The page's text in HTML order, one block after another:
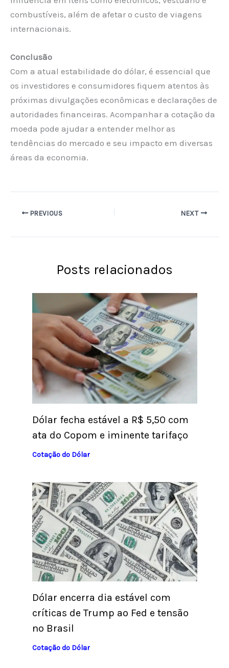
combustíveis, além de afetar o custo de viagens
internacionais.
Conclusão
Com a atual estabilidade do dólar, é essencial que
os investidores e consumidores fiquem atentos às
próximas divulgações econômicas e declarações de
autoridades financeiras. Acompanhar a cotação da
moeda pode ajudar a entender melhor as
tendências do mercado e seu impacto em diversas
áreas da economia.
PREVIOUS NEXT
Posts relacionados
Dólar fecha estável a R$ 5,50 com
ata do Copom e iminente tarifaço
Cotação do Dólar
Dólar encerra dia estável com
críticas de Trump ao Fed e tensão
no Brasil
Cotação do Dólar